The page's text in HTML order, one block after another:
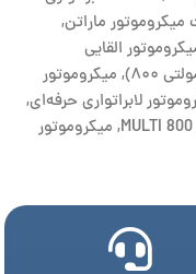
ماراتن,
القایی
, میکروموتور
لابراتواری حرفه‌ای,
, میکروموتور